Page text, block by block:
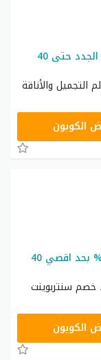
كوبون خصم سنتربوينت بقيمة 16% للعملاء الجدد حتى 40
التجميل والأناقة
الكوبون
كود خصم سنتربوينت بيقدم خصم بقيمة 11% بحد اقصي 40
خصم سنتربوينت
الكوبون